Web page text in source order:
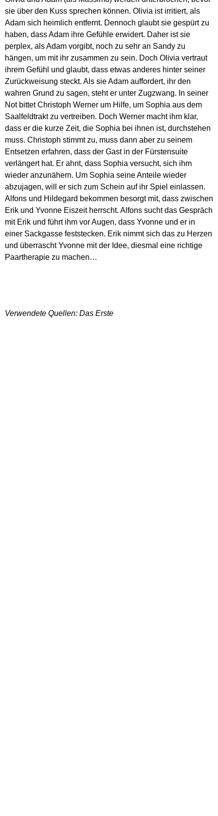
sie über den Kuss sprechen können. Olivia ist irritiert, als
Adam sich heimlich entfernt. Dennoch glaubt sie gespürt zu
haben, dass Adam ihre Gefühle erwidert. Daher ist sie
perplex, als Adam vorgibt, noch zu sehr an Sandy zu
hängen, um mit ihr zusammen zu sein. Doch Olivia vertraut
ihrem Gefühl und glaubt, dass etwas anderes hinter seiner
Zurückweisung steckt. Als sie Adam auffordert, ihr den
wahren Grund zu sagen, steht er unter Zugzwang. In seiner
Not bittet Christoph Werner um Hilfe, um Sophia aus dem
Saalfeldtrakt zu vertreiben. Doch Werner macht ihm klar,
dass er die kurze Zeit, die Sophia bei ihnen ist, durchstehen
muss. Christoph stimmt zu, muss dann aber zu seinem
Entsetzen erfahren, dass der Gast in der Fürstensuite
verlängert hat. Er ahnt, dass Sophia versucht, sich ihm
wieder anzunähern. Um Sophia seine Anteile wieder
abzujagen, will er sich zum Schein auf ihr Spiel einlassen.
Alfons und Hildegard bekommen besorgt mit, dass zwischen
Erik und Yvonne Eiszeit herrscht. Alfons sucht das Gespräch
mit Erik und führt ihm vor Augen, dass Yvonne und er in
einer Sackgasse feststecken. Erik nimmt sich das zu Herzen
und überrascht Yvonne mit der Idee, diesmal eine richtige
Paartherapie zu machen…
Verwendete Quellen: Das Erste